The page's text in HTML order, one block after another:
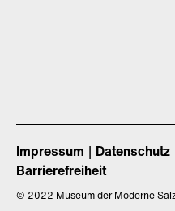
Impressum Datenschutz
Barrierefreiheit
© 2022 Museum der Moderne